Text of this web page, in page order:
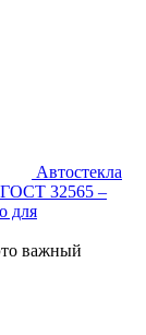
Автостекла
ГОСТ 32565 –
для
важный